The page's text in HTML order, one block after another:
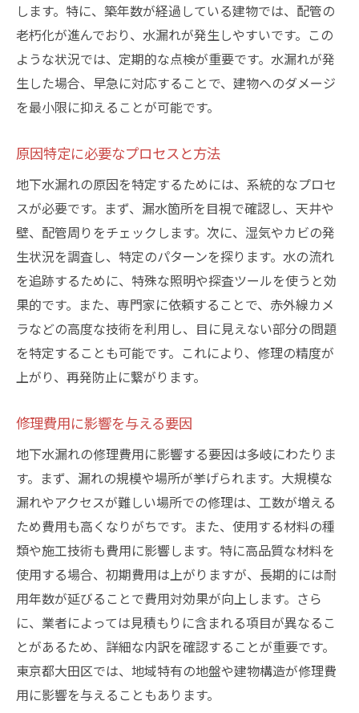
します。特に、築年数が経過している建物では、配管の
老朽化が進んでおり、水漏れが発生しやすいです。この
ような状況では、定期的な点検が重要です。水漏れが発
生した場合、早急に対応することで、建物へのダメージ
を最小限に抑えることが可能です。
原因特定に必要なプロセスと方法
地下水漏れの原因を特定するためには、系統的なプロセ
スが必要です。まず、漏水箇所を目視で確認し、天井や
壁、配管周りをチェックします。次に、湿気やカビの発
生状況を調査し、特定のパターンを探ります。水の流れ
を追跡するために、特殊な照明や探査ツールを使うと効
果的です。また、専門家に依頼することで、赤外線カメ
ラなどの高度な技術を利用し、目に見えない部分の問題
を特定することも可能です。これにより、修理の精度が
上がり、再発防止に繋がります。
修理費用に影響を与える要因
地下水漏れの修理費用に影響する要因は多岐にわたりま
す。まず、漏れの規模や場所が挙げられます。大規模な
漏れやアクセスが難しい場所での修理は、工数が増える
ため費用も高くなりがちです。また、使用する材料の種
類や施工技術も費用に影響します。特に高品質な材料を
使用する場合、初期費用は上がりますが、長期的には耐
用年数が延びることで費用対効果が向上します。さら
に、業者によっては見積もりに含まれる項目が異なるこ
とがあるため、詳細な内訳を確認することが重要です。
東京都大田区では、地域特有の地盤や建物構造が修理費
用に影響を与えることもあります。